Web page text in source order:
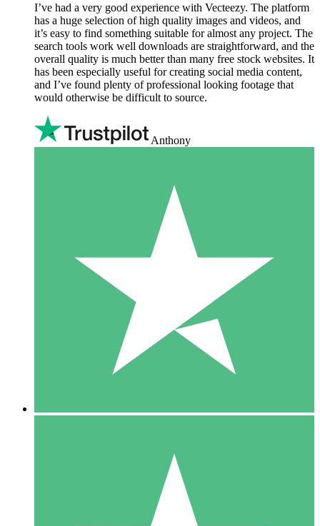
I’ve had a very good experience with Vecteezy. The platform
has a huge selection of high quality images and videos, and
it’s easy to find something suitable for almost any project. The
search tools work well downloads are straightforward, and the
overall quality is much better than many free stock websites. It
has been especially useful for creating social media content,
and I’ve found plenty of professional looking footage that
would otherwise be difficult to source.
Anthony